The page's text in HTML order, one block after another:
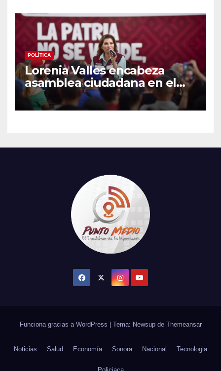
POLÍTICA
Lorenia Valles encabeza
asamblea ciudadana en el
Parque Laura Alicia Frías de
Hermosillo
Funciona gracias a WordPress | Tema: Newsup de Themeansar
Noticias Salud Economía Sonora Nacional Tecnologia